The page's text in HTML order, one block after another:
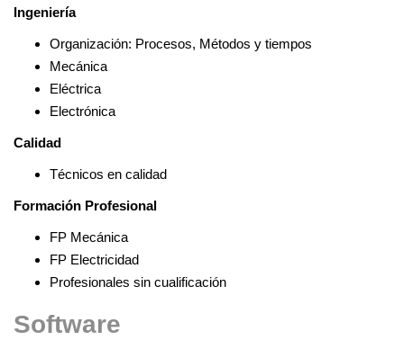
Ingeniería
Organización: Procesos, Métodos y tiempos
Mecánica
Eléctrica
Electrónica
Calidad
Técnicos en calidad
Formación Profesional
FP Mecánica
FP Electricidad
Profesionales sin cualificación
Software